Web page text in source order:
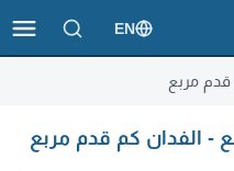
EN
مربع
- الفدان كم قدم مربع